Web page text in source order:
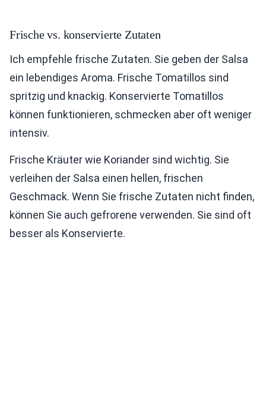
Frische vs. konservierte Zutaten
Ich empfehle frische Zutaten. Sie geben der Salsa
ein lebendiges Aroma. Frische Tomatillos sind
spritzig und knackig. Konservierte Tomatillos
können funktionieren, schmecken aber oft weniger
intensiv.
Frische Kräuter wie Koriander sind wichtig. Sie
verleihen der Salsa einen hellen, frischen
Geschmack. Wenn Sie frische Zutaten nicht finden,
können Sie auch gefrorene verwenden. Sie sind oft
besser als Konservierte.